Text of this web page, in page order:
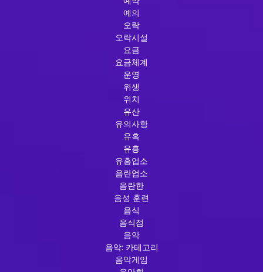
예의
오락
오락시설
요금
요금체계
운영
위생
위치
유산
유의사항
유혹
유흥
유흥업소
음란업소
음란한
음성 훈련
음식
음식점
음악
음악: 카테고리
음악게임